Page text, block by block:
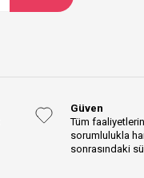
Güven
Tüm
sorumlulukla
sonrasındaki